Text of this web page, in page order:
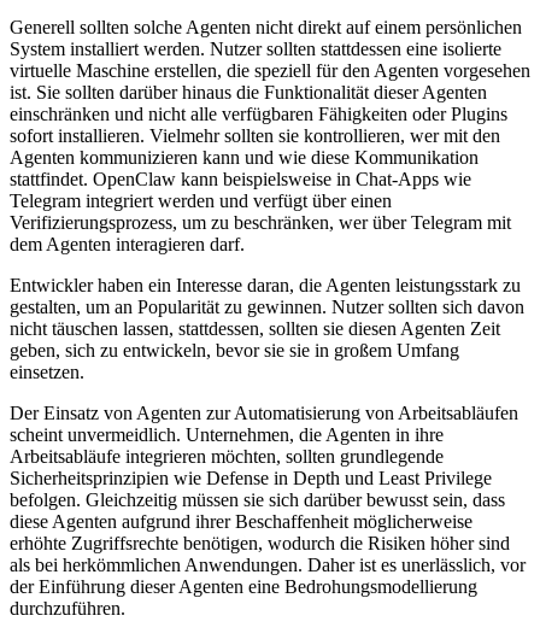
Generell sollten solche Agenten nicht direkt auf einem persönlichen
System installiert werden. Nutzer sollten stattdessen eine isolierte
virtuelle Maschine erstellen, die speziell für den Agenten vorgesehen
ist. Sie sollten darüber hinaus die Funktionalität dieser Agenten
einschränken und nicht alle verfügbaren Fähigkeiten oder Plugins
sofort installieren. Vielmehr sollten sie kontrollieren, wer mit den
Agenten kommunizieren kann und wie diese Kommunikation
stattfindet. OpenClaw kann beispielsweise in Chat-Apps wie
Telegram integriert werden und verfügt über einen
Verifizierungsprozess, um zu beschränken, wer über Telegram mit
dem Agenten interagieren darf.
Entwickler haben ein Interesse daran, die Agenten leistungsstark zu
gestalten, um an Popularität zu gewinnen. Nutzer sollten sich davon
nicht täuschen lassen, stattdessen, sollten sie diesen Agenten Zeit
geben, sich zu entwickeln, bevor sie sie in großem Umfang
einsetzen.
Der Einsatz von Agenten zur Automatisierung von Arbeitsabläufen
scheint unvermeidlich. Unternehmen, die Agenten in ihre
Arbeitsabläufe integrieren möchten, sollten grundlegende
Sicherheitsprinzipien wie Defense in Depth und Least Privilege
befolgen. Gleichzeitig müssen sie sich darüber bewusst sein, dass
diese Agenten aufgrund ihrer Beschaffenheit möglicherweise
erhöhte Zugriffsrechte benötigen, wodurch die Risiken höher sind
als bei herkömmlichen Anwendungen. Daher ist es unerlässlich, vor
der Einführung dieser Agenten eine Bedrohungsmodellierung
durchzuführen.